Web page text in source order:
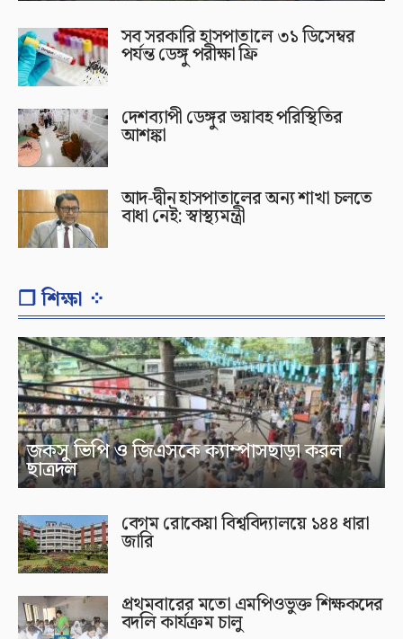
সব সরকারি হাসপাতালে ৩১ ডিসেম্বর
পর্যন্ত ডেঙ্গু পরীক্ষা ফ্রি
দেশব্যাপী ডেঙ্গুর ভয়াবহ পরিস্থিতির
আশঙ্কা
আদ-দ্বীন হাসপাতালের অন্য শাখা চলতে
বাধা নেই: স্বাস্থ্যমন্ত্রী
❐ শিক্ষা ⁘
জকসু ভিপি ও জিএসকে ক্যাম্পাসছাড়া করল
ছাত্রদল
বেগম রোকেয়া বিশ্ববিদ্যালয়ে ১৪৪ ধারা
জারি
প্রথমবারের মতো এমপিওভুক্ত শিক্ষকদের
বদলি কার্যক্রম চালু